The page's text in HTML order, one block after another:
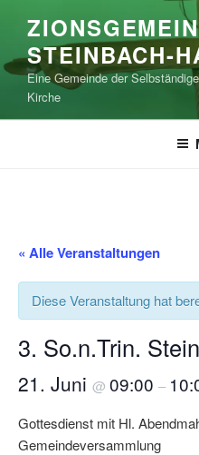
Inhalt
springenSTEINBACH-
Eine Gemeinde der
Kirche
« Alle Veranstaltungen
Diese Veranstaltung hat
3. So.n.Trin.
21. Juni @ 09:00 –
Gottesdienst mit Hl.
Gemeindeversammlung